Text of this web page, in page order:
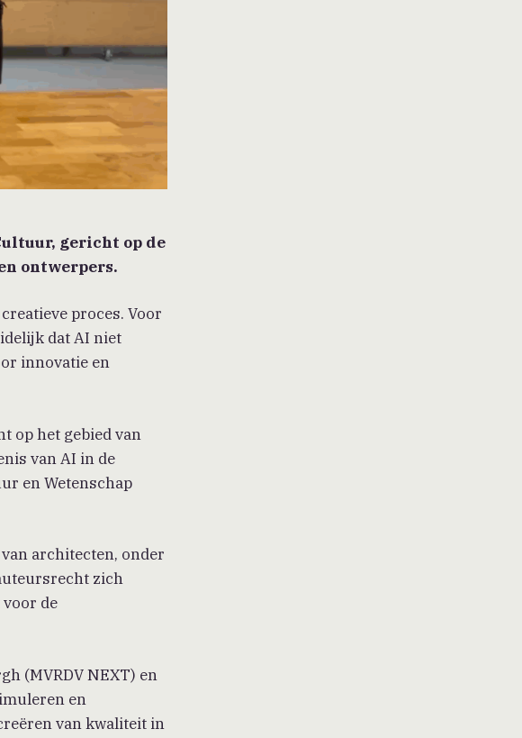
gericht op de
ontwerpers.
proces. Voor
dat AI niet
innovatie en
op het gebied van
van AI in de
en Wetenschap
architecten, onder
zich
de
(MVRDV NEXT) en
en
van kwaliteit in